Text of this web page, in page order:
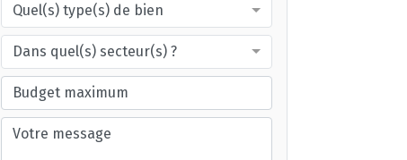
Quel(s) type(s) de bien
Dans quel(s) secteur(s) ?